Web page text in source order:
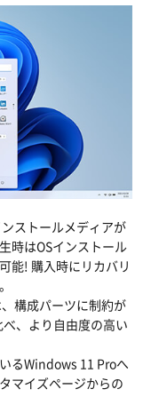
ストールメディアが
時はOSインストール
能! 購入時にリカバリ
構成パーツに制約が
、より自由度の高い
るWindows 11 Proへ
マイズページからの